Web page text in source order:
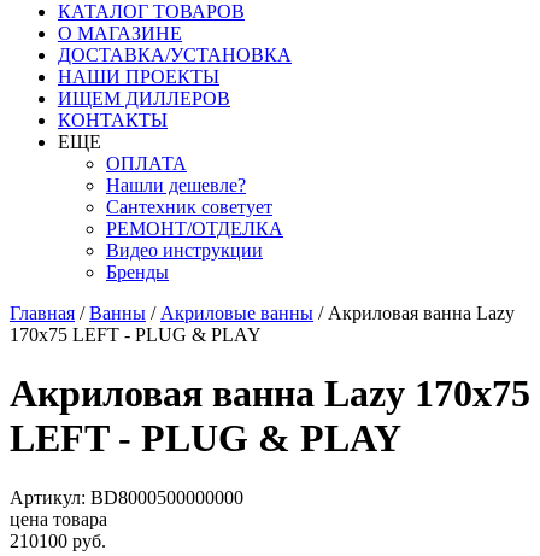
КАТАЛОГ ТОВАРОВ
О МАГАЗИНЕ
ДОСТАВКА/УСТАНОВКА
НАШИ ПРОЕКТЫ
ИЩЕМ ДИЛЛЕРОВ
КОНТАКТЫ
ЕЩЕ
ОПЛАТА
Нашли дешевле?
Сантехник советует
РЕМОНТ/ОТДЕЛКА
Видео инструкции
Бренды
Главная /Ванны / Акриловые ванны / Акриловая ванна Lazy
170x75 LEFT - PLUG & PLAY
Акриловая ванна Lazy 170x75
LEFT - PLUG & PLAY
Артикул: BD8000500000000
цена товара
210100 руб.